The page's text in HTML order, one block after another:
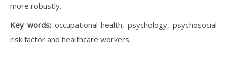
more robustly.
Key words: occupational health, psychology, psychosocial
risk factor and healthcare workers.